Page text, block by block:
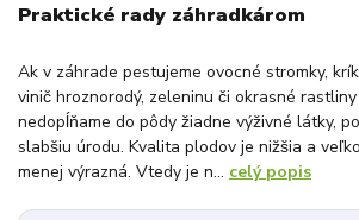
Praktické rady záhradkárom
Ak v záhrade pestujeme ovocné stromky,
vinič hroznorodý, zeleninu či okrasné
nedopĺňame do pôdy žiadne výživné látky,
slabšiu úrodu. Kvalita plodov je nižšia a
menej výrazná. Vtedy je n... celý popis